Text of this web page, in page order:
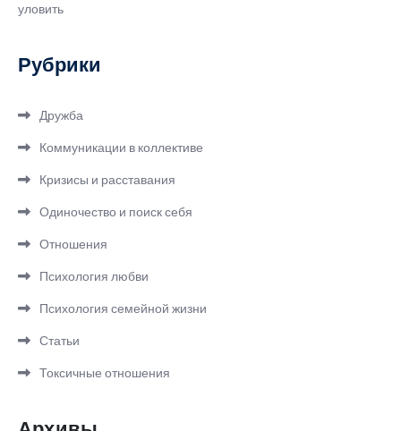
уловить
Рубрики
Дружба
Коммуникации в коллективе
Кризисы и расставания
Одиночество и поиск себя
Отношения
Психология любви
Психология семейной жизни
Статьи
Токсичные отношения